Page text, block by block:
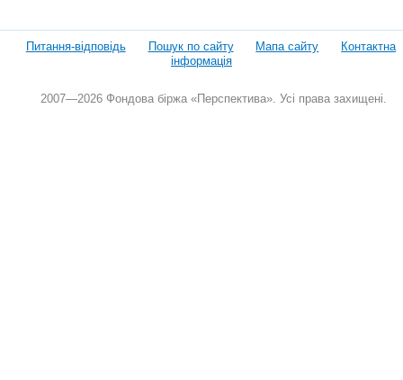
Питання-відповідь Пошук по сайту Мапа сайту
Контактна
інформація
2007—2026 Фондова біржа «Перспектива». Усі права захищені.